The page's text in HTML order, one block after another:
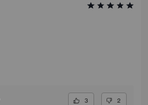
3 2